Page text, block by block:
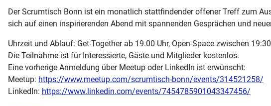
Der Scrumtisch Bonn ist ein monatlich stattfindender offener Treff zum
sich auf einen inspirierenden Abend mit spannenden Gesprächen und
Uhrzeit und Ablauf: Get-Together ab 19.00 Uhr, Open-Space zwischen
Die Teilnahme ist für Interessierte, Gäste und Mitglieder kostenlos.
Eine vorherige Anmeldung über Meetup oder LinkedIn ist erwünscht:
Meetup: https://www.meetup.com/scrumtisch-bonn/events/314521258/
LinkedIn: https://www.linkedin.com/events/7454785901043347456/